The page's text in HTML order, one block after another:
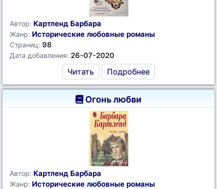
Автор: Картленд Барбара
Жанр: Исторические любовные романы
Страниц: 98
Дата добавления: 26-07-2020
Читать Подробнее
Огонь любви
Автор: Картленд Барбара
Жанр: Исторические любовные романы